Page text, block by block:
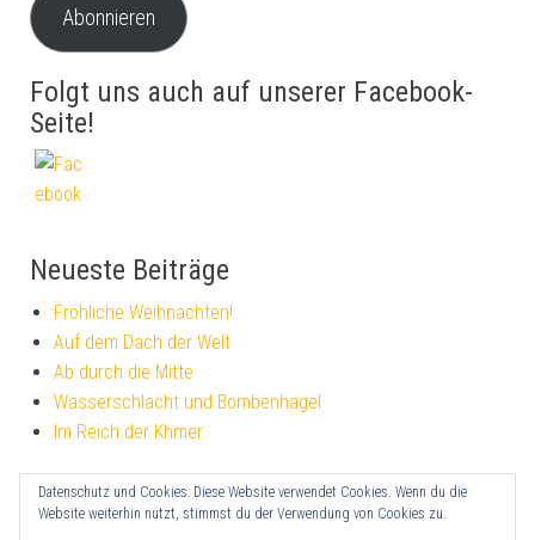
Abonnieren
Folgt uns auch auf unserer Facebook-
Seite!
Neueste Beiträge
Fröhliche Weihnachten!
Auf dem Dach der Welt
Ab durch die Mitte
Wasserschlacht und Bombenhagel
Im Reich der Khmer
Impressum
Datenschutz und Cookies: Diese Website verwendet Cookies. Wenn du die
Website weiterhin nutzt, stimmst du der Verwendung von Cookies zu.